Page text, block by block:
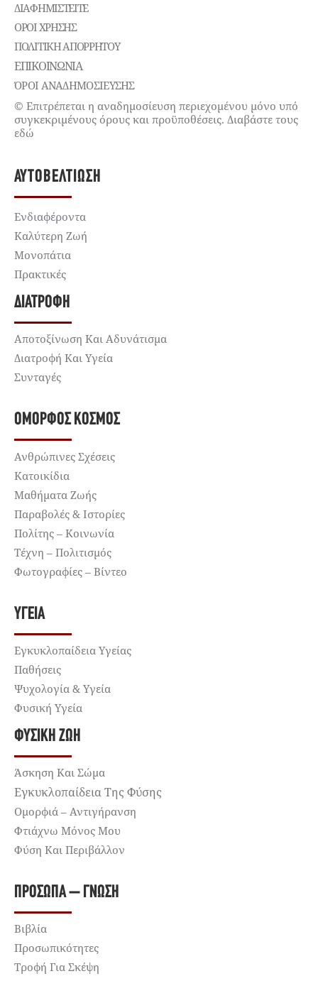
ΔΙΑΦΗΜΙΣΤΕΊΤΕ
ΌΡΟΙ ΧΡΉΣΗΣ
ΠΟΛΙΤΙΚΉ ΑΠΟΡΡΉΤΟΥ
ΕΠΙΚΟΙΝΩΝΊΑ
ΌΡΟΙ ΑΝΑΔΗΜΟΣΙΕΥΣΗΣ
© Επιτρέπεται η αναδημοσίευση περιεχομένου μόνο υπό
συγκεκριμένους όρους και προϋποθέσεις. Διαβάστε τους
εδώ
ΑΥΤΟΒΕΛΤΊΩΣΗ
Ενδιαφέροντα
Καλύτερη Ζωή
Μονοπάτια
Πρακτικές
ΔΙΑΤΡΟΦΉ
Αποτοξίνωση Και Αδυνάτισμα
Διατροφή Και Υγεία
Συνταγές
ΌΜΟΡΦΟΣ ΚΌΣΜΟΣ
Ανθρώπινες Σχέσεις
Κατοικίδια
Μαθήματα Ζωής
Παραβολές & Ιστορίες
Πολίτης – Κοινωνία
Τέχνη – Πολιτισμός
Φωτογραφίες – Βίντεο
ΥΓΕΊΑ
Εγκυκλοπαίδεια Υγείας
Παθήσεις
Ψυχολογία & Υγεία
Φυσική Υγεία
ΦΥΣΙΚΉ ΖΩΉ
Άσκηση Και Σώμα
Εγκυκλοπαίδεια Της Φύσης
Ομορφιά – Αντιγήρανση
Φτιάχνω Μόνος Μου
Φύση Και Περιβάλλον
ΠΡΌΣΩΠΑ – ΓΝΏΣΗ
Βιβλία
Προσωπικότητες
Τροφή Για Σκέψη